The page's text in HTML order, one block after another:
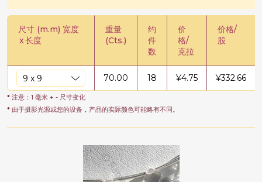
尺寸 (m.m) 宽度
x长度
重量
(Cts.)
约
件
数
价
格/
克拉
价格/
股
70.00 18 ¥4.75 ¥332.66
* 注意：1 毫米 + - 尺寸变化
* 由于摄影光源或您的设备，产品的实际颜色可能略有不同。